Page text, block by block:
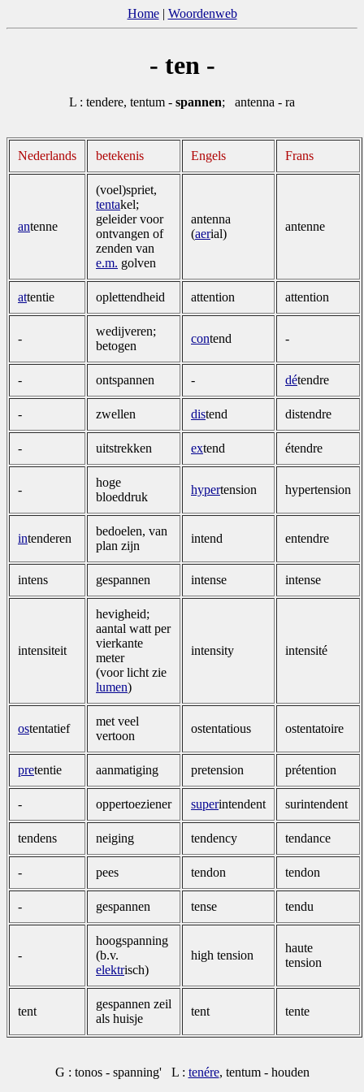
Home| Woordenweb
- ten -
L : tendere, tentum - spannen; antenna - ra
Nederlands betekenis Engels Frans
antenne
(voel)spriet,
tentakel;
geleider voor
ontvangen of
zenden van
e.m. golven
antenna
(aerial)
antenne
attentie oplettendheid attention attention
-
wedijveren;
betogen
contend -
- ontspannen - détendre
- zwellen distend distendre
- uitstrekken extend étendre
-
hoge
bloeddruk
hypertension hypertension
intenderen
bedoelen, van
plan zijn
intend entendre
intens gespannen intense intense
intensiteit
hevigheid;
aantal watt per
vierkante
meter
(voor licht zie
lumen)
intensity intensité
ostentatief
met veel
vertoon
ostentatious ostentatoire
pretentie aanmatiging pretension prétention
- oppertoeziener superintendent surintendent
tendens neiging tendency tendance
- pees tendon tendon
- gespannen tense tendu
-
hoogspanning
(b.v.
elektrisch)
high tension
haute
tension
tent
gespannen zeil
als huisje
tent tente
G : tonos - spanning' L : tenére, tentum - houden